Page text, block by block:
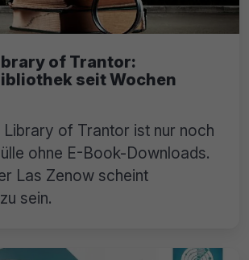
of Trantor:
seit Wochen
Library of Trantor ist nur noch
ohne E-Book-Downloads.
Las Zenow scheint
sein.